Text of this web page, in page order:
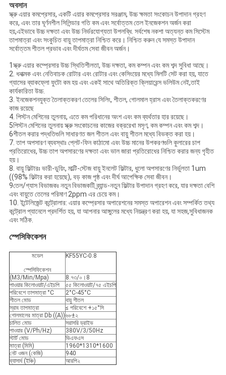
অবসান
স্ক্রু এয়ার কমপ্রেসার, একটি এয়ার কমপ্রেসার সরঞ্জাম, উচ্চ ক্ষমতা সংকোচন উপাদান গ্রহণ
করে, এবং তার ঘূর্ণনশীল সিলিন্ডার গতি কম এবং সর্বোত্তম তেল ইনজেকশন অর্জন করা
হয়,এইভাবে উচ্চ দক্ষতা এবং উচ্চ নির্ভরযোগ্যতা উপলব্ধি. সর্বশেষ নকশা অত্যন্ত কম সিস্টেম
তাপমাত্রা এবং সংকুচিত বায়ু তাপমাত্রা নিশ্চিত করে। নিশ্চিত করুন যে সমস্ত উপাদান
সর্বোত্তম শীতল প্রভাব এবং দীর্ঘতম সেবা জীবন অর্জন।
1স্ক্রু এয়ার কম্প্রেসার উচ্চ স্থিতিশীলতা, উচ্চ দক্ষতা, কম কম্পন এবং কম শব্দ সুবিধা আছে।
2. ধনাত্মক এবং নেতিবাচক রোটার এবং রোটার এবং কেসিংয়ের মধ্যে মিলটি সেট করা হয়, যাতে
গ্যাসের ব্যাকফ্লো ফুটো কম হয় এবং একই সাথে অতিরিক্ত ক্লিয়ারেন্স ভলিউম নেই,তাই
কার্যকারিতা উচ্চ.
3. ইনজেকশনযুক্ত তৈলাক্তকরণ তেলের সিলিং, শীতল, গোলমাল হ্রাস এবং তৈলাক্তকরণের
কাজ রয়েছে
4. পিস্টন মেশিনের তুলনায়, এতে কম পরিধানের অংশ এবং কম ব্যর্থতার হার রয়েছে।
5পিস্টন মেশিনের তুলনায় স্ক্রু সংকোচনের কাজের বক্ররেখা মসৃণ, কম কম্পন এবং কম শব্দ।
6শীতল করার পদ্ধতিগুলি সাধারণত জল শীতল এবং বায়ু শীতল মধ্যে বিভক্ত করা হয়।
7. তাপ অপসারণ ব্যবস্থাঃ প্লেট-ফিন কাঠামো এবং উচ্চ মানের উপকরণগুলি কুলারের চাপ
প্রতিরোধের, উচ্চ তাপ অপসারণের দক্ষতা এবং ভাল জারা প্রতিরোধের নিশ্চিত করার জন্য গৃহীত
হয়।
8. বায়ু ফিল্টারঃ ভারী-ডুয়িং, মাল্টি-স্টেজ বায়ু ইনলেট ফিল্টার, ধুলো অপসারণের নির্ভুলতা 1um
((98% ফিল্টার করা হয়েছে), বড় কাজ পৃষ্ঠ এবং দীর্ঘ আপেক্ষিক সেবা জীবন।
9তেল/গ্যাস বিভাজকঃ নতুন বিভাজকটি ব্র্যান্ড-নতুন ফিল্টার উপাদান গ্রহণ করে, যার দক্ষতা বেশি
এবং বায়ুতে তেলের পরিমাণ 2ppm এর চেয়ে কম।
10. ইন্টেলিজেন্ট কন্ট্রোলার: এয়ার কম্প্রেসার অপারেশনের সমস্ত অপারেশন এবং সম্পর্কিত তথ্য
কন্ট্রোল প্যানেলে প্রদর্শিত হয়, যা আপনার আঙ্গুলের মধ্যে নিয়ন্ত্রণ করা হয়, যা সহজ,সুবিধাজনক
এবং সঠিক.
স্পেসিফিকেশন
মডেল
স্পেসিফিকেশন
KF55YC-0.8
(M3/Min/Mpa)
8.৭৩/০।8
পাওয়ার কিলোওয়াট/এইচপি
৫৫ কিলোওয়াট/৭৫ এইচপি
পরিবেশে তাপমাত্রা °C
2°C-45°C
শীতল মোড
বায়ু শীতল
স্রাব তাপমাত্রা
≤ পরিবেশে +১৫°সি
গোলমালের মাত্রা Db ((A))৬৮±২
চালিত মোড
সরাসরি ড্রাইভ
পাওয়ার (V/Ph/Hz)
380V/3/50Hz
স্টার্ট মোড
ভিএফএস
মাত্রা (মিমি)
1960*1310*1600
নেট ওজন (কেজি)
940
ব্যাসার্ধ (ইঞ্চি)
আরপি২